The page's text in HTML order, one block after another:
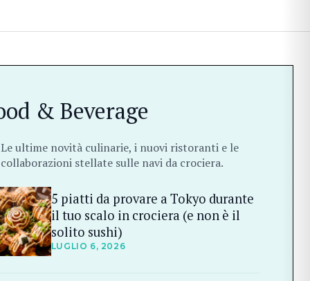
& Beverage
Le ultime novità culinarie, i nuovi ristoranti e le
collaborazioni stellate sulle navi da crociera.
5 piatti da provare a Tokyo durante
il tuo scalo in crociera (e non è il
solito sushi)
LUGLIO 6, 2026